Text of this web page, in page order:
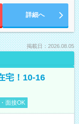
詳細へ
掲載日：2026.08.05
宅！10-16
面接OK